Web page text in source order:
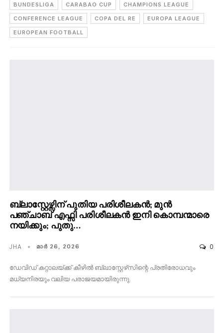
BUNDESLIGA CARABAO CUP
CHAMPIONS LEAGUE
CONFERENCE LEAGUE
COPA DEL RE
EUROPA LEAGUE
EUROPEAN FOOTBALL
ബ്ലാസ്റ്റേഴ്സിന് പുതിയ പരിശീലകൻ; മുൻ
പഞ്ചാബ് എഫ്സി പരിശീലകൻ ഇനി കൊമ്പന്മാരെ
നയിക്കും; പുതു…
JHA മാര്‍ 26, 2026 0
ഡേവിഡ് കറ്റാലയ്ക്ക് കീഴിൽ ബ്ലാസ്റ്റേഴ്‌സിന്റെ പ്രതിരോധവും
മധ്യനിരയും വലിയ പരാജയമായിരുന്നു.